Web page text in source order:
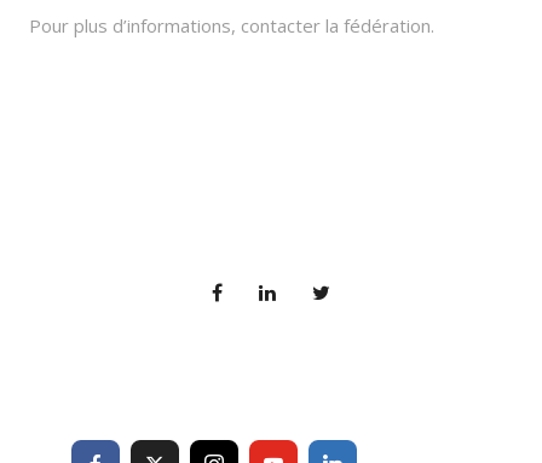
Pour plus d’informations, contacter la fédération.